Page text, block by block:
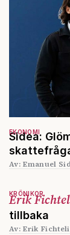
Sidea:
EKONOMI
Av: Emanuel
Erik
tillbaka
KRÖNIKOR
Av: Erik